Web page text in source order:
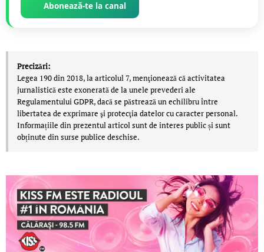
Abonează-te la canal
Precizări:
Legea 190 din 2018, la articolul 7, menţionează că activitatea
jurnalistică este exonerată de la unele prevederi ale
Regulamentului GDPR, dacă se păstrează un echilibru între
libertatea de exprimare şi protecţia datelor cu caracter personal.
Informațiile din prezentul articol sunt de interes public și sunt
obținute din surse publice deschise.